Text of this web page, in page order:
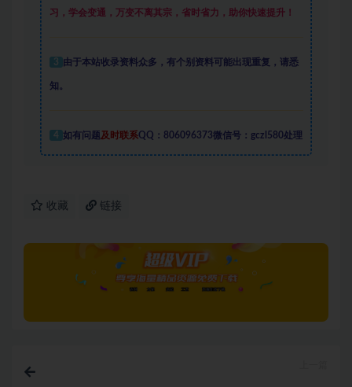
习，学会变通，万变不离其宗，省时省力，助你快速提升！
3 由于本站收录资料众多，有个别资料可能出现重复，请悉
知。
4 如有问题及时联系QQ：806096373微信号：gczl580处理
收藏 链接